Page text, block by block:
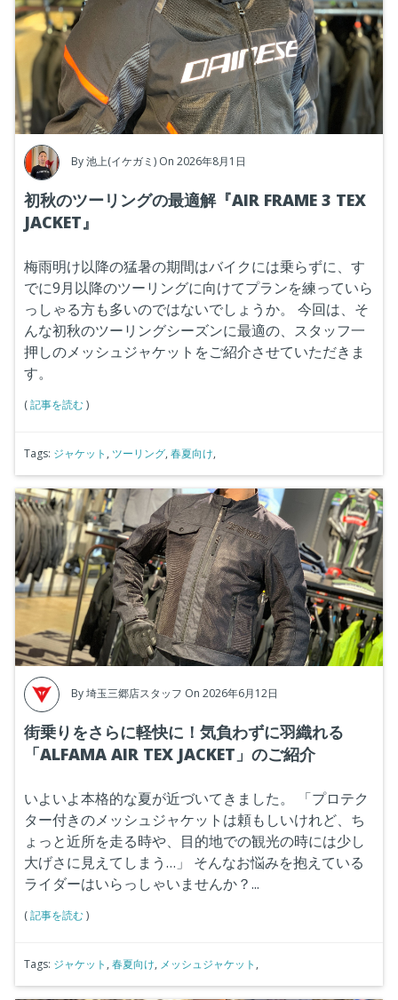
By池上(イケガミ) On 2026年8月1日
初秋のツーリングの最適解『AIR FRAME 3 TEX
JACKET』
梅雨明け以降の猛暑の期間はバイクには乗らずに、す
でに9月以降のツーリングに向けてプランを練っていら
っしゃる方も多いのではないでしょうか。
今回は、そ
んな初秋のツーリングシーズンに最適の、スタッフ一
押しのメッシュジャケットをご紹介させていただきま
す。
(記事を読む)
Tags: ジャケット , ツーリング, 春夏向け,
By埼玉三郷店スタッフ On 2026年6月12日
街乗りをさらに軽快に！気負わずに羽織れる
「ALFAMA AIR TEX JACKET」のご紹介
いよいよ本格的な夏が近づいてきました。
「プロテク
ター付きのメッシュジャケットは頼もしいけれど、ち
ょっと近所を走る時や、目的地での観光の時には少し
大げさに見えてしまう…」
そんなお悩みを抱えている
ライダーはいらっしゃいませんか？...
(記事を読む)
Tags: ジャケット , 春夏向け, メッシュジャケット ,